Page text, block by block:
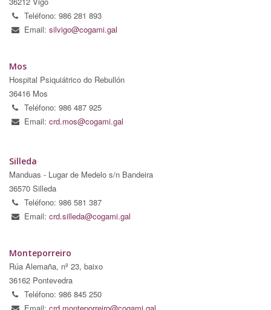
Teléfono: 986 281 893
Email: silvigo@cogami.gal
Mos
Hospital Psiquiátrico do Rebullón
36416 Mos
Teléfono: 986 487 925
Email: crd.mos@cogami.gal
Silleda
Manduas - Lugar de Medelo s/n Bandeira
36570 Silleda
Teléfono: 986 581 387
Email: crd.silleda@cogami.gal
Monteporreiro
Rúa Alemaña, nº 23, baixo
36162 Pontevedra
Teléfono: 986 845 250